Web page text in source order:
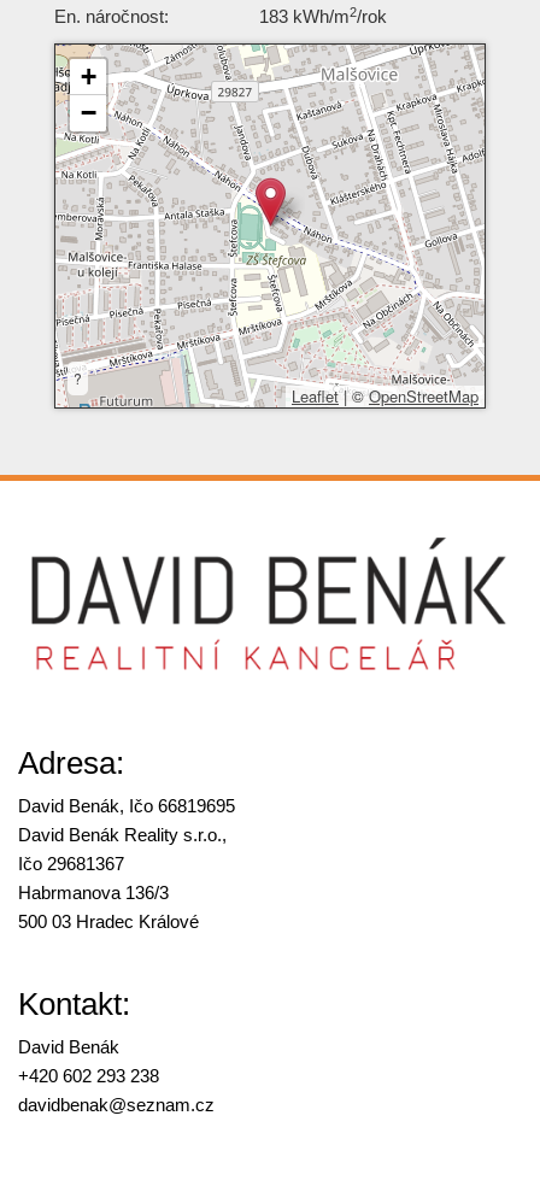
En. náročnost:
183 kWh/m2/rok
+
−
?
Leaflet |©OpenStreetMap
Adresa:
David Benák, Ičo 66819695
David Benák Reality s.r.o.,
Ičo 29681367
Habrmanova 136/3
500 03 Hradec Králové
Kontakt:
David Benák
+420 602 293 238
davidbenak@seznam.cz